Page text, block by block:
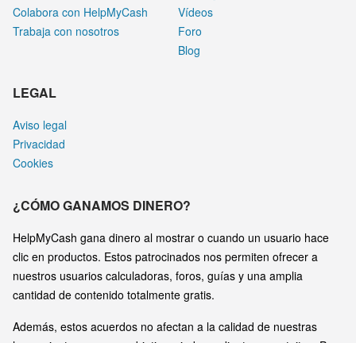
Colabora con HelpMyCash
Trabaja con nosotros
Vídeos
Foro
Blog
LEGAL
Aviso legal
Privacidad
Cookies
¿CÓMO GANAMOS DINERO?
HelpMyCash gana dinero al mostrar o cuando un usuario hace
clic en productos. Estos patrocinados nos permiten ofrecer a
nuestros usuarios calculadoras, foros, guías y una amplia
cantidad de contenido totalmente gratis.
Además, estos acuerdos no afectan a la calidad de nuestras